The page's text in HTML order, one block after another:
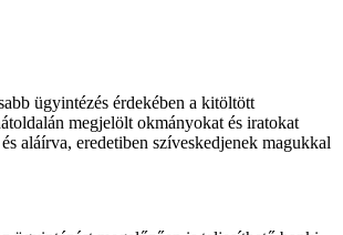
ügyintézés érdekében a kitöltött
megjelölt okmányokat és iratokat
aláírva, eredetiben szíveskedjenek magukkal